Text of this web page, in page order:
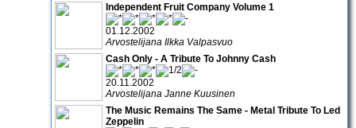
Independent Fruit Company Volume 1
01.12.2002
Arvostelijana Ilkka Valpasvuo
Cash Only - A Tribute To Johnny Cash
20.11.2002
Arvostelijana Janne Kuusinen
The Music Remains The Same - Metal Tribute To Led
Zeppelin